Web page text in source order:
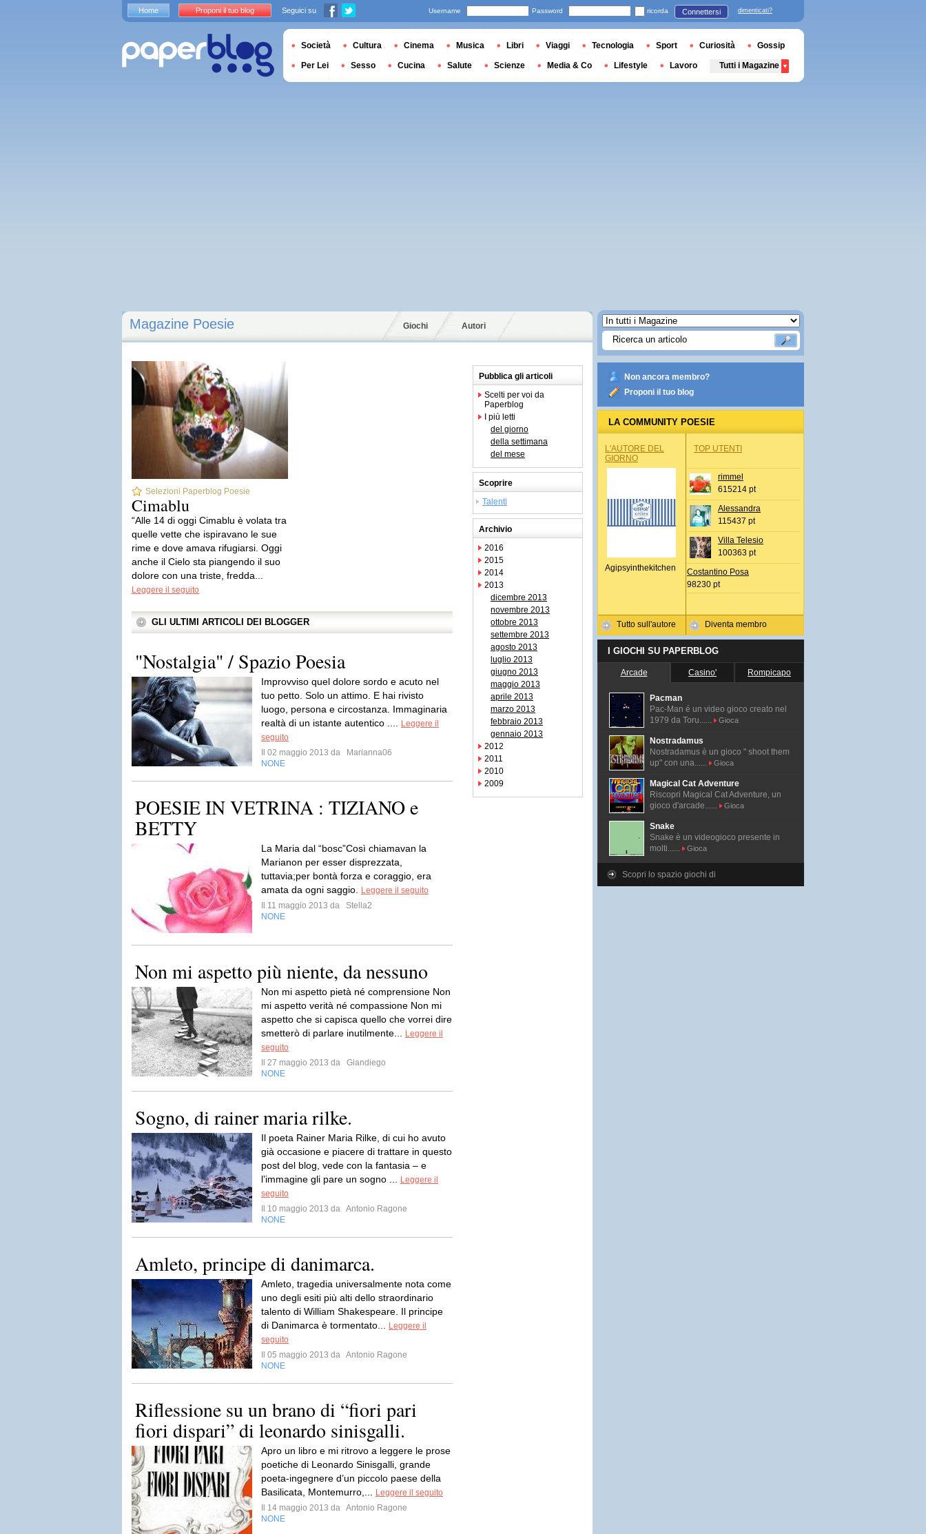
Magazine Poesie Giochi Autori
Selezioni Paperblog Poesie
Cimablu
“Alle 14 di oggi Cimablu è volata tra
quelle vette che ispiravano le sue
rime e dove amava rifugiarsi. Oggi
anche il Cielo sta piangendo il suo
dolore con una triste, fredda...
Leggere il seguito
GLI ULTIMI ARTICOLI DEI BLOGGER
"Nostalgia" / Spazio Poesia
Improvviso quel dolore sordo e acuto nel
tuo petto. Solo un attimo. E hai rivisto
luogo, persona e circostanza. Immaginaria
realtà di un istante autentico ....
Leggere il
seguito
Il 02 maggio 2013 da
Marianna06
NONE
POESIE IN VETRINA : TIZIANO e
BETTY
La Maria dal “bosc”Così chiamavan la
Marianon per esser disprezzata,
tuttavia;per bontà forza e coraggio, era
amata da ogni saggio.
Leggere il seguito
Il 11 maggio 2013 da
Stella2
NONE
Non mi aspetto più niente, da nessuno
Non mi aspetto pietà né comprensione Non
mi aspetto verità né compassione Non mi
aspetto che si capisca quello che vorrei dire
smetterò di parlare inutilmente...
Leggere il
seguito
Il 27 maggio 2013 da
Giandiego
NONE
Sogno, di rainer maria rilke.
Il poeta Rainer Maria Rilke, di cui ho avuto
già occasione e piacere di trattare in questo
post del blog, vede con la fantasia – e
l’immagine gli pare un sogno ...
Leggere il
seguito
Il 10 maggio 2013 da Antonio Ragone
NONE
Amleto, principe di danimarca.
Amleto, tragedia universalmente nota come
uno degli esiti più alti dello straordinario
talento di William Shakespeare. Il principe
di Danimarca è tormentato...
Leggere il
seguito
Il 05 maggio 2013 da Antonio Ragone
NONE
Riflessione su un brano di “fiori pari
fiori dispari” di leonardo sinisgalli.
Apro un libro e mi ritrovo a leggere le prose
poetiche di Leonardo Sinisgalli, grande
poeta-ingegnere d’un piccolo paese della
Basilicata, Montemurro,...
Leggere il seguito
Il 14 maggio 2013 da Antonio Ragone
NONE
Pubblica gli articoli
Scelti per voi da
Paperblog
I più letti
del giorno
della settimana
del mese
Scoprire
Talenti
Archivio
2016
2015
2014
2013
dicembre 2013
novembre 2013
ottobre 2013
settembre 2013
agosto 2013
luglio 2013
giugno 2013
maggio 2013
aprile 2013
marzo 2013
febbraio 2013
gennaio 2013
2012
2011
2010
2009
Non ancora membro?
Proponi il tuo blog
LA COMMUNITY POESIE
L'AUTORE DEL
GIORNO
Agipsyinthekitchen
Tutto sull'autore
TOP UTENTI
rimmel
615214 pt
Alessandra
115437 pt
Villa Telesio
100363 pt
Costantino Posa
98230 pt
Diventa membro
I GIOCHI SU PAPERBLOG
Arcade Casino' Rompicapo
Pacman
Pac-Man é un video gioco creato nel
1979 da Toru......
Gioca
Nostradamus
Nostradamus è un gioco " shoot them
up" con una......
Gioca
Magical Cat Adventure
Riscopri Magical Cat Adventure, un
gioco d'arcade......
Gioca
Snake
Snake è un videogioco presente in
molti......
Gioca
Scopri lo spazio giochi di
Home Proponi il tuo blog Seguici su Username Password ricorda Connettersi dimenticati?
Società Cultura Cinema Musica Libri Viaggi Tecnologia Sport Curiosità Gossip
Per Lei Sesso Cucina Salute Scienze Media & Co Lifestyle Lavoro Tutti i Magazine